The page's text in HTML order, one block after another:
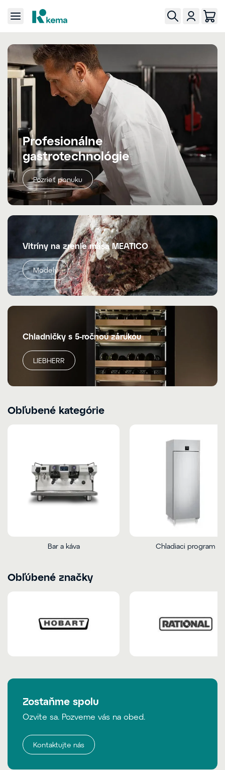
Profesionálne
gastrotechnológie
Pozrieť ponuku
Vitríny na zrenie mäsa MEATICO
Modely
Chladničky s 5-ročnou zárukou
LIEBHERR
Obľubené kategórie
Bar a káva Chladiaci program
Obľúbené značky
Zostaňme spolu
Ozvite sa. Pozveme vás na obed.
Kontaktujte nás